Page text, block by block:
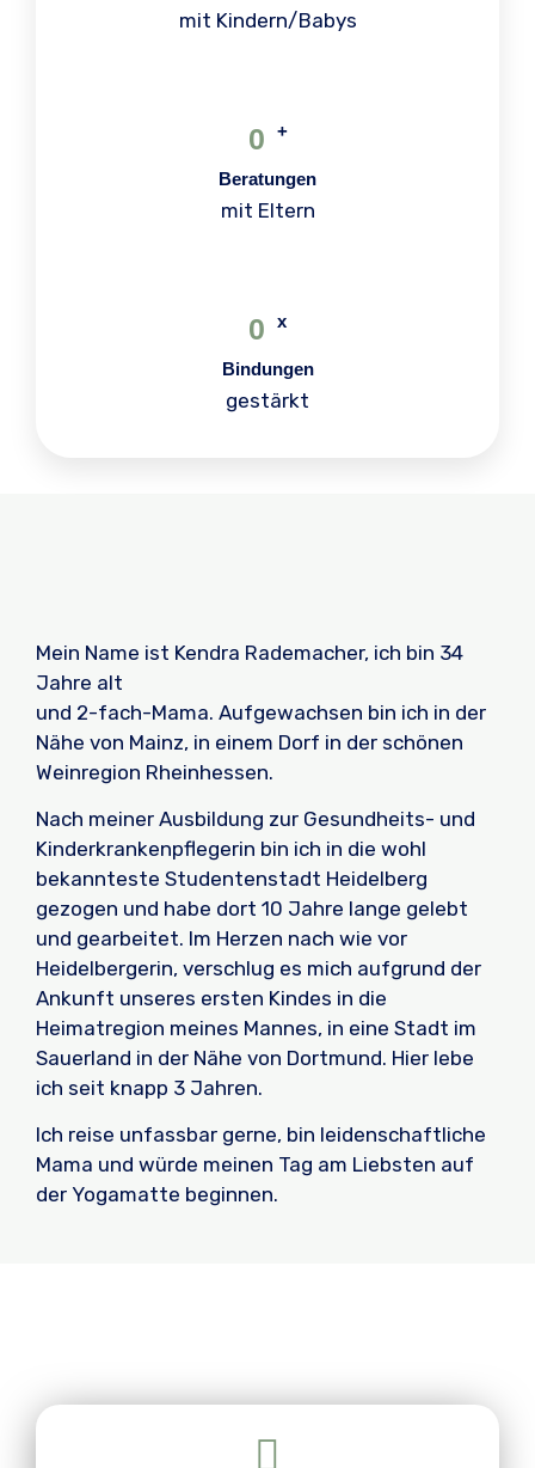
mit Kindern/Babys
0 +
Beratungen
mit Eltern
0 x
Bindungen
gestärkt
Mein Name ist Kendra Rademacher, ich bin 34
Jahre alt
und 2-fach-Mama. Aufgewachsen bin ich in der
Nähe von Mainz, in einem Dorf in der schönen
Weinregion Rheinhessen.
Nach meiner Ausbildung zur Gesundheits- und
Kinderkrankenpflegerin bin ich in die wohl
bekannteste Studentenstadt Heidelberg
gezogen und habe dort 10 Jahre lange gelebt
und gearbeitet. Im Herzen nach wie vor
Heidelbergerin, verschlug es mich aufgrund der
Ankunft unseres ersten Kindes in die
Heimatregion meines Mannes, in eine Stadt im
Sauerland in der Nähe von Dortmund. Hier lebe
ich seit knapp 3 Jahren.
Ich reise unfassbar gerne, bin leidenschaftliche
Mama und würde meinen Tag am Liebsten auf
der Yogamatte beginnen.